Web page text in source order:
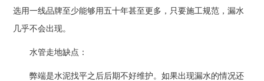
选用一线品牌至少能够用五十年甚至更多，只要施工规范，漏水
几乎不会出现。
水管走地缺点：
弊端是水泥找平之后后期不好维护。如果出现漏水的情况还